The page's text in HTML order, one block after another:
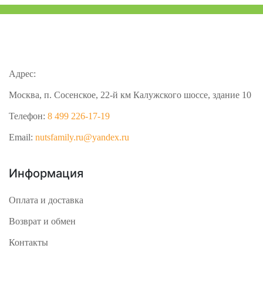
Адрес:
Москва, п. Сосенское, 22-й км Калужского шоссе, здание 10
Телефон: 8 499 226-17-19
Email: nutsfamily.ru@yandex.ru
Информация
Оплата и доставка
Возврат и обмен
Контакты